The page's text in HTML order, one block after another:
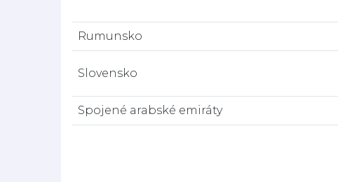
Rumunsko
Slovensko
Spojené arabské emiráty